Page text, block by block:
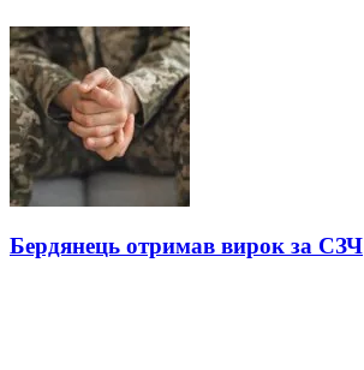
Бердянець отримав вирок за СЗЧ